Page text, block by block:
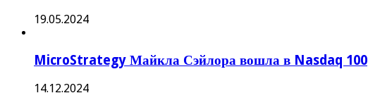
19.05.2024
MicroStrategy Майкла Сэйлора вошла в Nasdaq 100
14.12.2024